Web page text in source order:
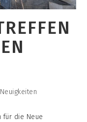
Neuigkeiten
für die Neue